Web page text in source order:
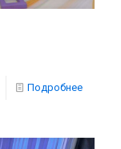
Подробнее